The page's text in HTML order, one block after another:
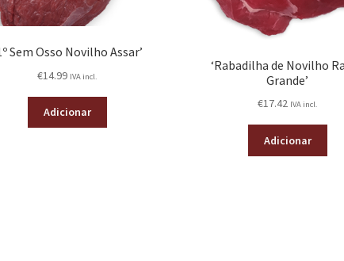
Sem Osso Novilho Assar’
€14.99 IVA incl.
Adicionar
‘Rabadilha de Novilho
Grande’
€17.42 IVA incl.
Adicionar